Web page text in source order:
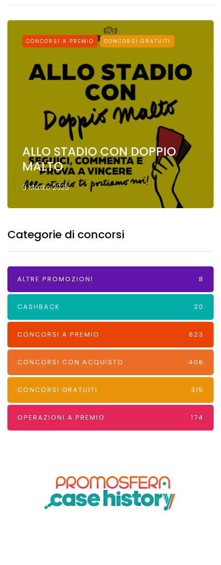
CONCORSI A PREMIO CONCORSI GRATUITI
ALLO STADIO CON DOPPIO
MALTO
6 Marzo 2025
Categorie di concorsi
ALTRE PROMOZIONI 8
CASHBACK 20
CONCORSI A PREMIO 623
CONCORSI CON ACQUISTO 406
CONCORSI GRATUITI 315
OPERAZIONI A PREMIO 174